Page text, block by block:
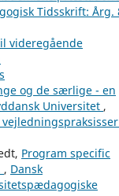
Tidsskrift: Årg.
videregående
og de særlige - en
Universitet ,
Program specific
, Dansk